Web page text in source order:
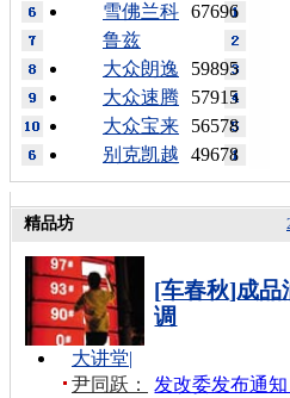
67696
雪佛兰科
鲁兹
59895
大众朗逸
57915
大众速腾
56578
大众宝来
49678
别克凯越
精品坊
[车春秋]成品
调
发改委发布通
大讲堂|
尹同跃：